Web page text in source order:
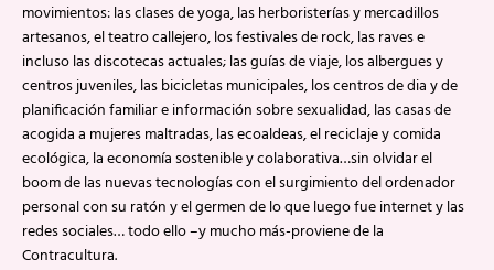
movimientos: las clases de yoga, las herboristerías y mercadillos
artesanos, el teatro callejero, los festivales de rock, las raves e
incluso las discotecas actuales; las guías de viaje, los albergues y
centros juveniles, las bicicletas municipales, los centros de dia y de
planificación familiar e información sobre sexualidad, las casas de
acogida a mujeres maltradas, las ecoaldeas, el reciclaje y comida
ecológica, la economía sostenible y colaborativa…sin olvidar el
boom de las nuevas tecnologías con el surgimiento del ordenador
personal con su ratón y el germen de lo que luego fue internet y las
redes sociales… todo ello –y mucho más-proviene de la
Contracultura.